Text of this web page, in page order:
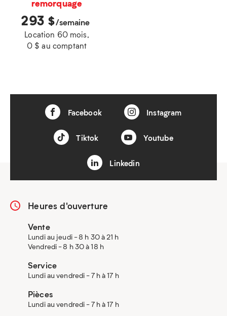
remorquage
293 $/semaine
Location 60 mois,
0 $ au comptant
Facebook Instagram
Tiktok Youtube
Linkedin
Heures d'ouverture
Vente
Lundi au jeudi - 8 h 30 à 21 h
Vendredi - 8 h 30 à 18 h
Service
Lundi au vendredi - 7 h à 17 h
Pièces
Lundi au vendredi - 7 h à 17 h